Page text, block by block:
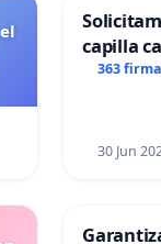
capilla
Alcañiz
363
30 Jun